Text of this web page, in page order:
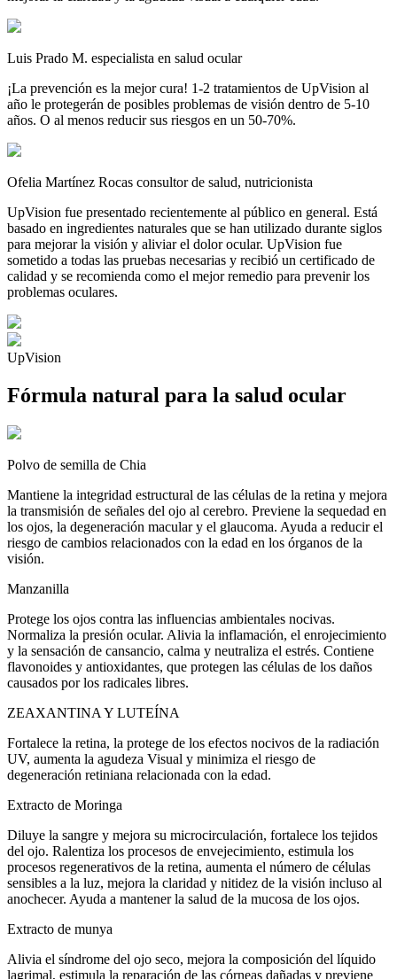
Luis Prado M. especialista en salud ocular
¡La prevención es la mejor cura! 1-2 tratamientos de UpVision al
año le protegerán de posibles problemas de visión dentro de 5-10
años. O al menos reducir sus riesgos en un 50-70%.
Ofelia Martínez Rocas consultor de salud, nutricionista
UpVision fue presentado recientemente al público en general. Está
basado en ingredientes naturales que se han utilizado durante siglos
para mejorar la visión y aliviar el dolor ocular. UpVision fue
sometido a todas las pruebas necesarias y recibió un certificado de
calidad y se recomienda como el mejor remedio para prevenir los
problemas oculares.
UpVision
Fórmula natural para la salud ocular
Polvo de semilla de Chia
Mantiene la integridad estructural de las células de la retina y mejora
la transmisión de señales del ojo al cerebro. Previene la sequedad en
los ojos, la degeneración macular y el glaucoma. Ayuda a reducir el
riesgo de cambios relacionados con la edad en los órganos de la
visión.
Manzanilla
Protege los ojos contra las influencias ambientales nocivas.
Normaliza la presión ocular. Alivia la inflamación, el enrojecimiento
y la sensación de cansancio, calma y neutraliza el estrés. Contiene
flavonoides y antioxidantes, que protegen las células de los daños
causados por los radicales libres.
ZEAXANTINA Y LUTEÍNA
Fortalece la retina, la protege de los efectos nocivos de la radiación
UV, aumenta la agudeza Visual y minimiza el riesgo de
degeneración retiniana relacionada con la edad.
Extracto de Moringa
Diluye la sangre y mejora su microcirculación, fortalece los tejidos
del ojo. Ralentiza los procesos de envejecimiento, estimula los
procesos regenerativos de la retina, aumenta el número de células
sensibles a la luz, mejora la claridad y nitidez de la visión incluso al
anochecer. Ayuda a mantener la salud de la mucosa de los ojos.
Extracto de munya
Alivia el síndrome del ojo seco, mejora la composición del líquido
lagrimal, estimula la reparación de las córneas dañadas y previene